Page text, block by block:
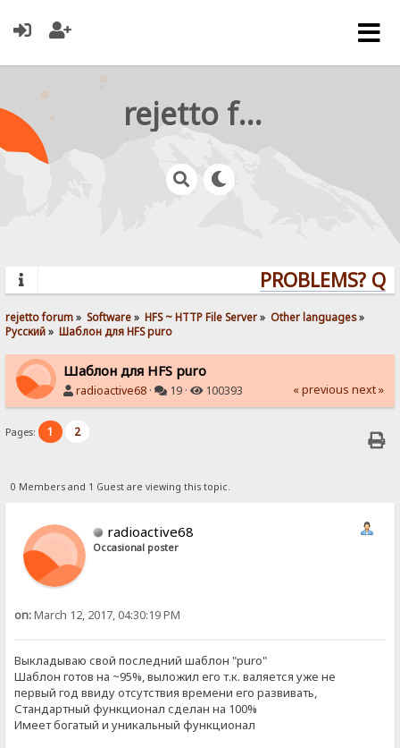
rejetto forum
PROBLEMS?
rejetto forum» Software» HFS ~ HTTP File Server» Other languages»
Pусский» Шаблон для HFS puro
Шаблон для HFS puro
radioactive68 · 19 · 100393 « previous next »
Pages: 1 2
0 Members and 1 Guest are viewing this topic.
radioactive68
Occasional poster
on:March 12, 2017, 04:30:19 PM
Выкладываю свой последний шаблон "puro"
Шаблон готов на ~95%, выложил его т.к. валяется уже не
первый год ввиду отсутствия времени его развивать,
Стандартный функционал сделан на 100%
Имеет богатый и уникальный функционал